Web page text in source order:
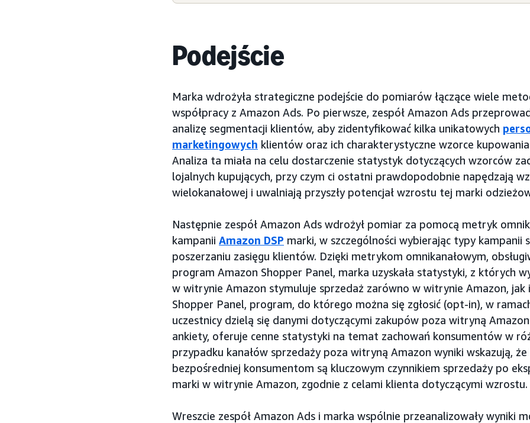
Podejście
Marka wdrożyła strategiczne podejście do pomiarów łączące wiele
współpracy z Amazon Ads. Po pierwsze, zespół Amazon Ads
analizę segmentacji klientów, aby zidentyfikować kilka unikatowych
marketingowych klientów oraz ich charakterystyczne wzorce
Analiza ta miała na celu dostarczenie statystyk dotyczących wzorców
lojalnych kupujących, przy czym ci ostatni prawdopodobnie napędzają
wielokanałowej i uwalniają przyszły potencjał wzrostu tej marki
Następnie zespół Amazon Ads wdrożył pomiar za pomocą metryk
kampanii Amazon DSP marki, w szczególności wybierając typy kampanii
poszerzaniu zasięgu klientów. Dzięki metrykom omnikanałowym,
program Amazon Shopper Panel, marka uzyskała statystyki, z których
w witrynie Amazon stymuluje sprzedaż zarówno w witrynie Amazon, jak
Shopper Panel, program, do którego można się zgłosić (opt-in), w
uczestnicy dzielą się danymi dotyczącymi zakupów poza witryną Amazon
ankiety, oferuje cenne statystyki na temat zachowań konsumentów w
przypadku kanałów sprzedaży poza witryną Amazon wyniki wskazują, że
bezpośredniej konsumentom są kluczowym czynnikiem sprzedaży po
marki w witrynie Amazon, zgodnie z celami klienta dotyczącymi wzrostu.
Wreszcie zespół Amazon Ads i marka wspólnie przeanalizowały wyniki